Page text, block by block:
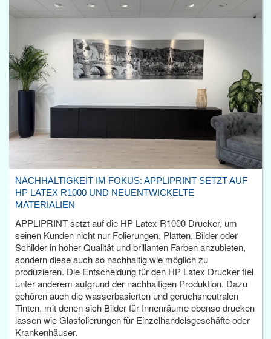
NACHHALTIGKEIT IM FOKUS: APPLIPRINT SETZT AUF
HP LATEX R1000 UND NEUENTWICKELTE
MATERIALIEN
APPLIPRINT setzt auf die HP Latex R1000 Drucker, um
seinen Kunden nicht nur Folierungen, Platten, Bilder oder
Schilder in hoher Qualität und brillanten Farben anzubieten,
sondern diese auch so nachhaltig wie möglich zu
produzieren. Die Entscheidung für den HP Latex Drucker fiel
unter anderem aufgrund der nachhaltigen Produktion. Dazu
gehören auch die wasserbasierten und geruchsneutralen
Tinten, mit denen sich Bilder für Innenräume ebenso drucken
lassen wie Glasfolierungen für Einzelhandelsgeschäfte oder
Krankenhäuser.